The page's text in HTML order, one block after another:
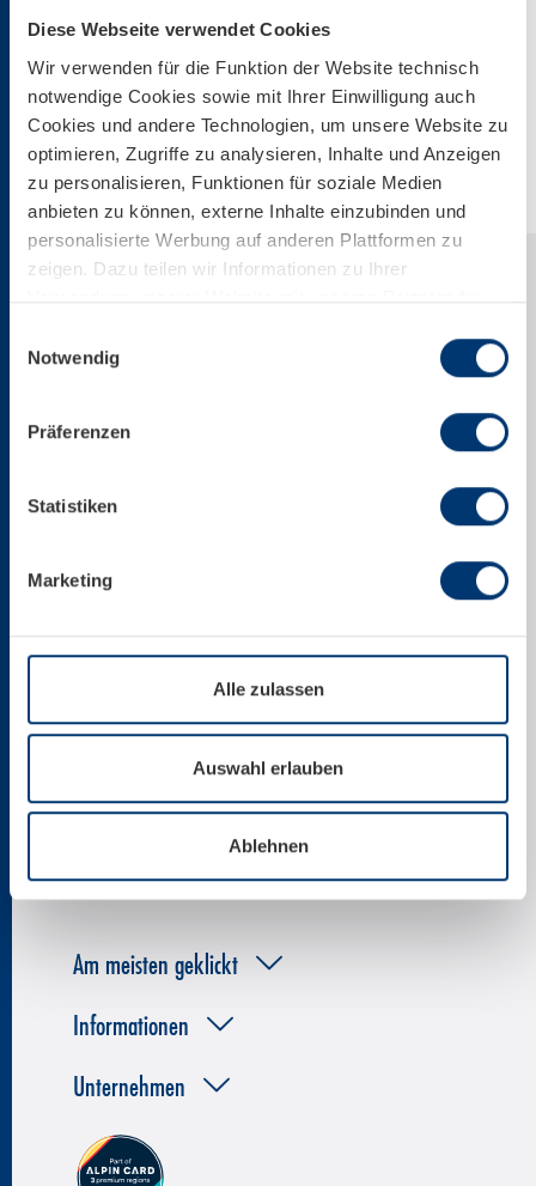
Diese Webseite verwendet Cookies
Wir verwenden für die Funktion der Website technisch
notwendige Cookies sowie mit Ihrer Einwilligung auch
Cookies und andere Technologien, um unsere Website zu
optimieren, Zugriffe zu analysieren, Inhalte und Anzeigen
zu personalisieren, Funktionen für soziale Medien
anbieten zu können, externe Inhalte einzubinden und
personalisierte Werbung auf anderen Plattformen zu
zeigen. Dazu teilen wir Informationen zu Ihrer
zu technisch nicht notwendigen Cookies können Sie
Weiterführende Details zu den auf unserer Website
eingesetzten Diensten finden Sie in unserer
Mehr über uns im Impressum.
Notwendig
Präferenzen
Statistiken
Marketing
Alle zulassen
Auswahl erlauben
Ablehnen
Download
Download Web-Version
office@kitzsteinhorn.at
News per E-Mail
Am meisten geklickt
Informationen
Unternehmen